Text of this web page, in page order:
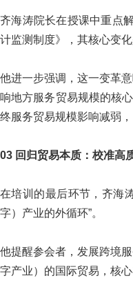
齐海涛院长在授课中重点
计监测制度》，其核心变
他进一步强调，这一变革
响地方服务贸易规模的核
终服务贸易规模影响减弱
03 回归贸易本质：校准高
在培训的最后环节，齐海
字）产业的外循环”。
他提醒参会者，发展跨境
字产业）的国际贸易，核